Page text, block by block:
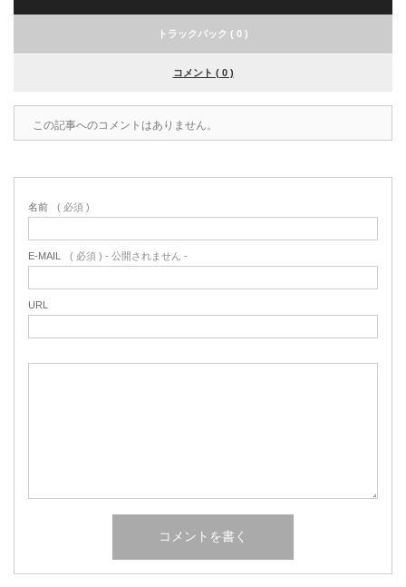
トラックバック ( 0 )
コメント ( 0 )
この記事へのコメントはありません。
名前 ( 必須 )
E-MAIL ( 必須 ) - 公開されません -
URL